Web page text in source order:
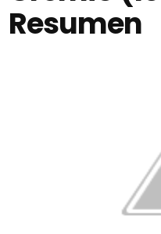
Resumen